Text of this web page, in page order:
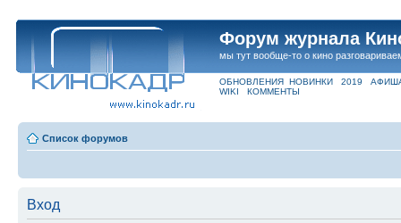
Форум журнала
мы тут вообще-то о кино
ОБНОВЛЕНИЯ НОВИНКИ 2019
WIKI
КОММЕНТЫ
Список форумов
Вход